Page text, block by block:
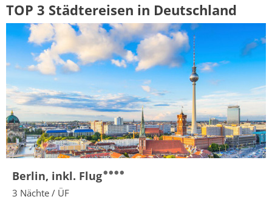
TOP 3 Städtereisen in Deutschland
Berlin, inkl. Flug
3 Nächte / ÜF